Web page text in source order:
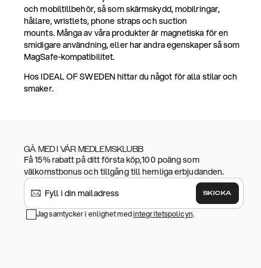
och mobiltillbehör, så som skärmskydd, mobilringar,
hållare, wristlets, phone straps och suction
mounts. Många av våra produkter är magnetiska för en
smidigare användning, eller har andra egenskaper så som
MagSafe-kompatibilitet.
Hos IDEAL OF SWEDEN hittar du något för alla stilar och
smaker.
GÅ MED I VÅR MEDLEMSKLUBB
Få 15% rabatt på ditt första köp,100 poäng som
välkomstbonus och tillgång till hemliga erbjudanden.
SKICKA
Jag samtycker i enlighet medintegritetspolicyn.